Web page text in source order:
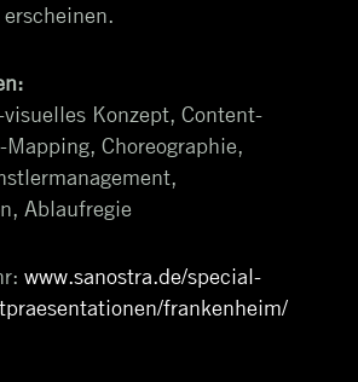
Konzept, Content-
Choreographie,
Ablaufregie
www.sanostra.de/special-
frankenheim/